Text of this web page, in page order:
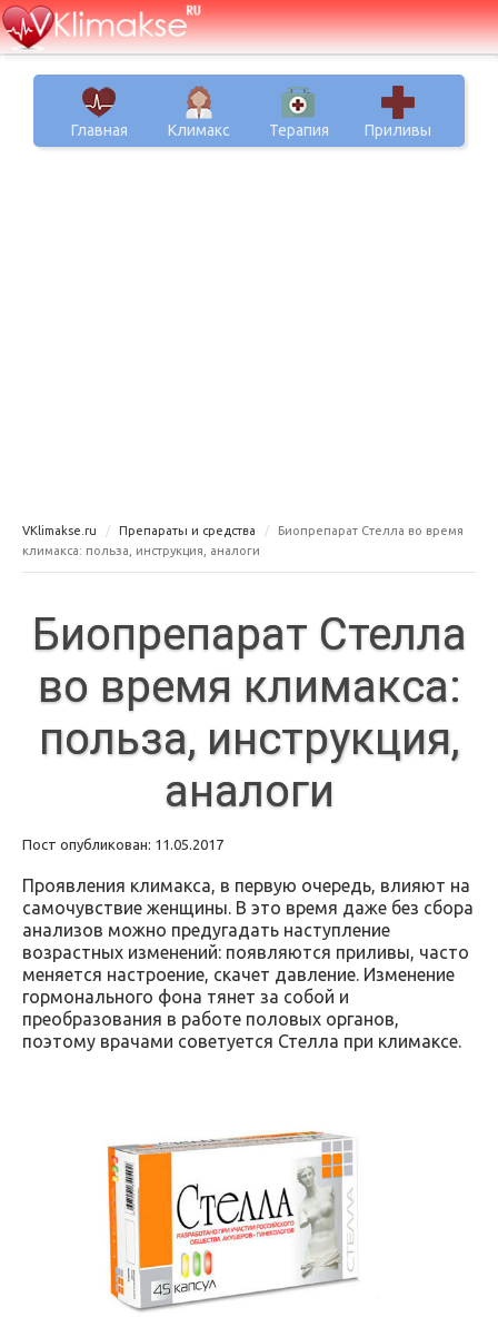
Главная Климакс Терапия Приливы
VKlimakse.ru Препараты и средства
Биопрепарат Стелла во время
климакса: польза, инструкция, аналоги
Биопрепарат Стелла
во время климакса:
польза, инструкция,
аналоги
Пост опубликован: 11.05.2017
Проявления климакса, в первую очередь, влияют на
самочувствие женщины. В это время даже без сбора
анализов можно предугадать наступление
возрастных изменений: появляются приливы, часто
меняется настроение, скачет давление. Изменение
гормонального фона тянет за собой и
преобразования в работе половых органов,
поэтому врачами советуется Стелла при климаксе.